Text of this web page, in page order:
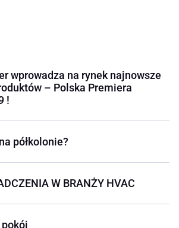
wprowadza na rynek najnowsze
– Polska Premiera
!
półkolonie?
W BRANŻY HVAC